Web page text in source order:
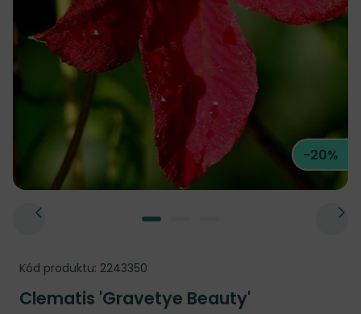
-20%
Kód produktu: 2243350
Clematis 'Gravetye Beauty'